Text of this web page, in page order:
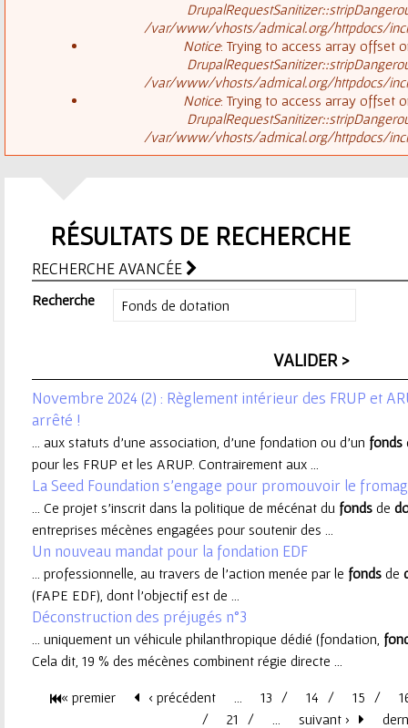
e
d
r
r
e
u
r
/var/www/vhosts/admical.org/httpdocs/
Notice: Trying to access array offset
/var/www/vhosts/admical.org/httpdocs/
Notice: Trying to access array offset
/var/www/vhosts/admical.org/httpdocs/
RÉSULTATS DE RECHERCHE
RECHERCHE AVANCÉE
Recherche
Novembre 2024 (2) : Règlement intérieur des FRUP et
arrêté !
... aux statuts d’une association, d’une fondation ou d’un fonds
pour les FRUP et les ARUP. Contrairement aux ...
La Seed Foundation s’engage pour promouvoir le
... Ce projet s’inscrit dans la politique de mécénat du fonds de
entreprises mécènes engagées pour soutenir des ...
Un nouveau mandat pour la fondation EDF
... professionnelle, au travers de l’action menée par le fonds de
(FAPE EDF), dont l’objectif est de ...
Déconstruction des préjugés n°3
... uniquement un véhicule philanthropique dédié (fondation,
Cela dit, 19 % des mécènes combinent régie directe ...
« premier ‹ précédent 13 14 15
21
suivant ›